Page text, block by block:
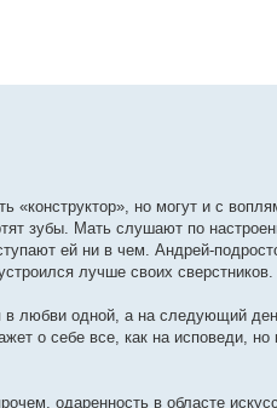
но могут и с
зубы. Мать слушают по
ей ни в чем. Андрей-
лучше своих сверстников.
любви одной, а на следующий
о себе все, как на исповеди,
одаренность в областе